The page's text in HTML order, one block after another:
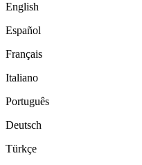
English
Español
Français
Italiano
Português
Deutsch
Türkçe